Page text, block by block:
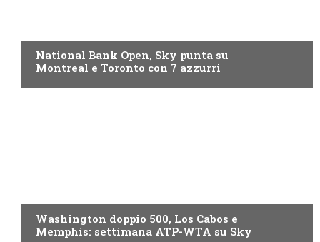
National Bank Open, Sky punta su
Montreal e Toronto con 7 azzurri
Washington doppio 500, Los Cabos e
Memphis: settimana ATP-WTA su Sky